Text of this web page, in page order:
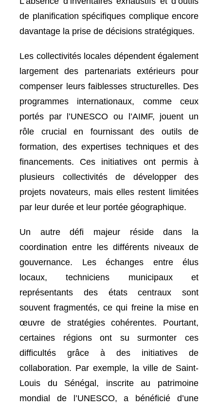
de planification spécifiques complique encore
davantage la prise de décisions stratégiques.
Les collectivités locales dépendent également
largement des partenariats extérieurs pour
compenser leurs faiblesses structurelles. Des
programmes internationaux, comme ceux
portés par l’UNESCO ou l’AIMF, jouent un
rôle crucial en fournissant des outils de
formation, des expertises techniques et des
financements. Ces initiatives ont permis à
plusieurs collectivités de développer des
projets novateurs, mais elles restent limitées
par leur durée et leur portée géographique.
Un autre défi majeur réside dans la
coordination entre les différents niveaux de
gouvernance. Les échanges entre élus
locaux, techniciens municipaux et
représentants des états centraux sont
souvent fragmentés, ce qui freine la mise en
œuvre de stratégies cohérentes. Pourtant,
certaines régions ont su surmonter ces
difficultés grâce à des initiatives de
collaboration. Par exemple, la ville de Saint-
Louis du Sénégal, inscrite au patrimoine
mondial de l’UNESCO, a bénéficié d’une